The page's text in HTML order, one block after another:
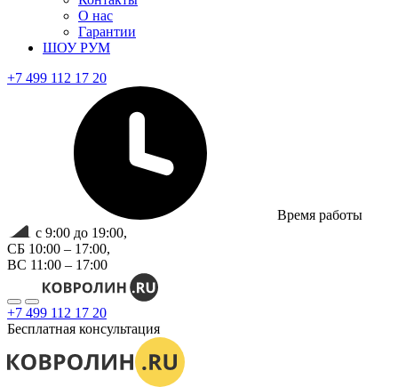
О нас
Гарантии
ШОУ РУМ
+7 499 112 17 20
Время работы
с 9:00 до 19:00,
СБ 10:00 – 17:00,
ВС 11:00 – 17:00
+7 499 112 17 20
Бесплатная консультация